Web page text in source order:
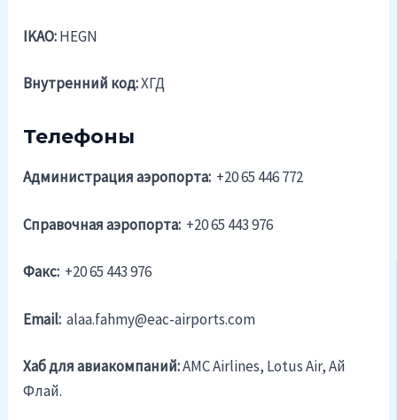
IKAO:HEGN
Внутренний код:ХГД
Телефоны
Администрация аэропорта: +20 65 446 772
Справочная аэропорта: +20 65 443 976
Факс: +20 65 443 976
Email: alaa.fahmy@eac-airports.com
Хаб для авиакомпаний:AMC Airlines, Lotus Air, Ай
Флай.